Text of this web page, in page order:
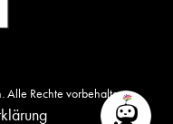
Alle Rechte vorbehalten.